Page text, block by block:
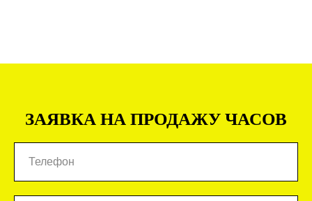
ЗАЯВКА НА ПРОДАЖУ ЧАСОВ